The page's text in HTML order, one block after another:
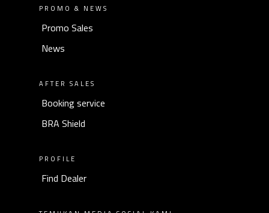
PROMO & NEWS
Promo Sales
News
AFTER SALES
Booking service
BRA Shield
PROFILE
Find Dealer